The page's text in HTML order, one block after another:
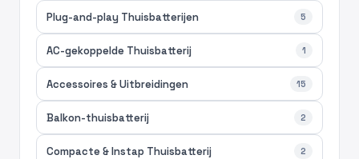
Plug-and-play Thuisbatterijen 5
AC-gekoppelde Thuisbatterij 1
Accessoires & Uitbreidingen 15
Balkon-thuisbatterij 2
Compacte & Instap Thuisbatterij 2